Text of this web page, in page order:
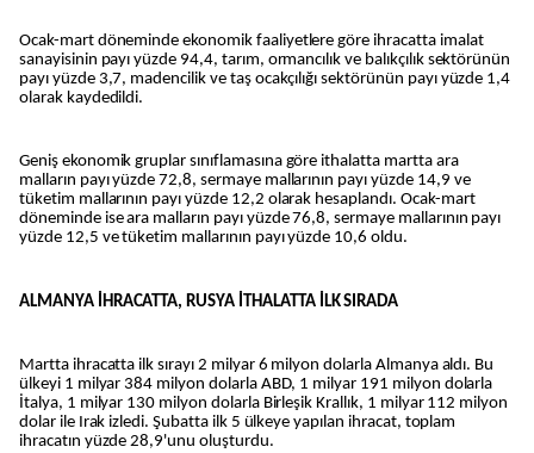
Ocak-mart döneminde ekonomik faaliyetlere göre ihracatta imalat
sanayisinin payı yüzde 94,4, tarım, ormancılık ve balıkçılık sektörünün
payı yüzde 3,7, madencilik ve taş ocakçılığı sektörünün payı yüzde 1,4
olarak kaydedildi.
Geniş ekonomik gruplar sınıflamasına göre ithalatta martta ara
malların payı yüzde 72,8, sermaye mallarının payı yüzde 14,9 ve
tüketim mallarının payı yüzde 12,2 olarak hesaplandı. Ocak-mart
döneminde ise ara malların payı yüzde 76,8, sermaye mallarının payı
yüzde 12,5 ve tüketim mallarının payı yüzde 10,6 oldu.
ALMANYA İHRACATTA, RUSYA İTHALATTA İLK SIRADA
Martta ihracatta ilk sırayı 2 milyar 6 milyon dolarla Almanya aldı. Bu
ülkeyi 1 milyar 384 milyon dolarla ABD, 1 milyar 191 milyon dolarla
İtalya, 1 milyar 130 milyon dolarla Birleşik Krallık, 1 milyar 112 milyon
dolar ile Irak izledi. Şubatta ilk 5 ülkeye yapılan ihracat, toplam
ihracatın yüzde 28,9'unu oluşturdu.